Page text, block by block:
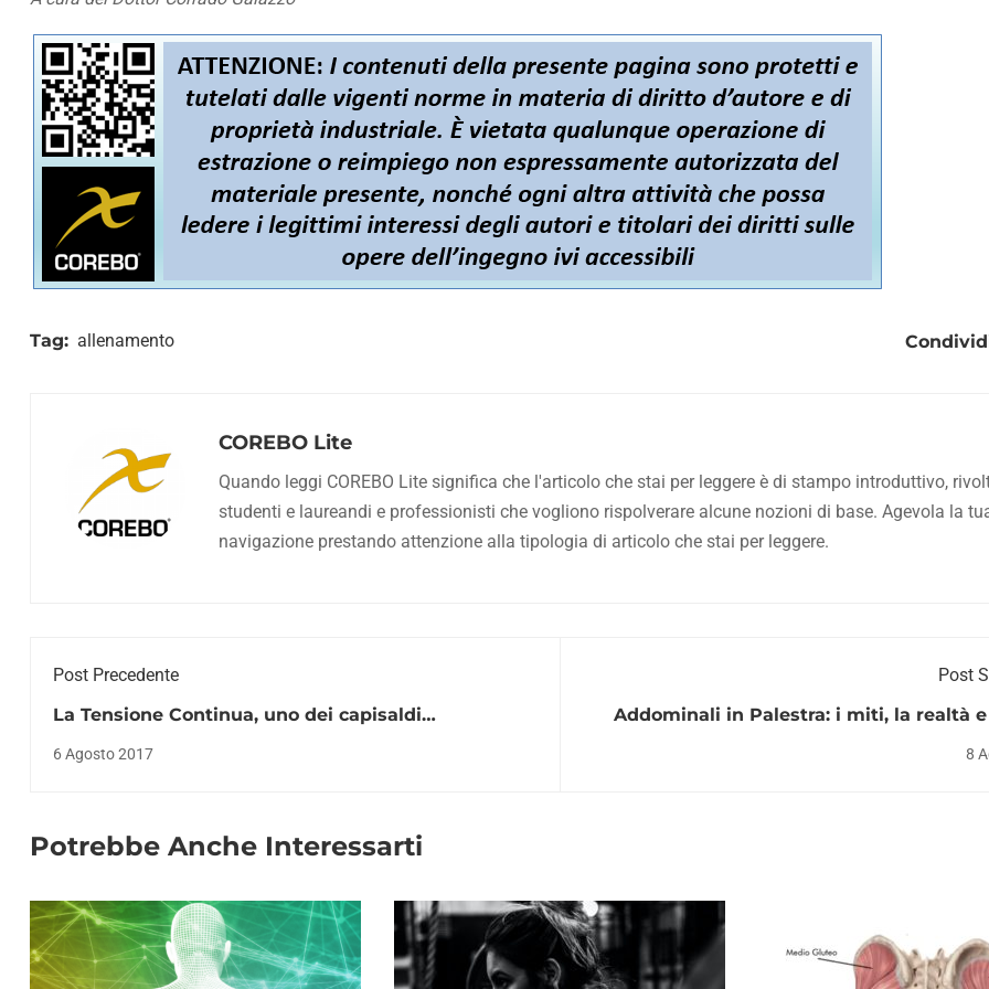
Tag: allenamento
COREBO Lite
Quando leggi COREBO Lite significa che l'articolo che stai per leggere è di stampo introduttivo,
studenti e laureandi e professionisti che vogliono rispolverare alcune nozioni di base. Agevola la
navigazione prestando attenzione alla tipologia di articolo che stai per leggere.
Post Precedente
La Tensione Continua, uno dei capisaldi
6 Agosto 2017
Post
Addominali in Palestra: i miti, la realtà e
8
Potrebbe Anche Interessarti